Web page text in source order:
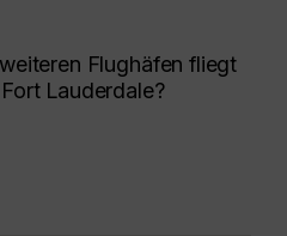
Flughäfen fliegt
Lauderdale?